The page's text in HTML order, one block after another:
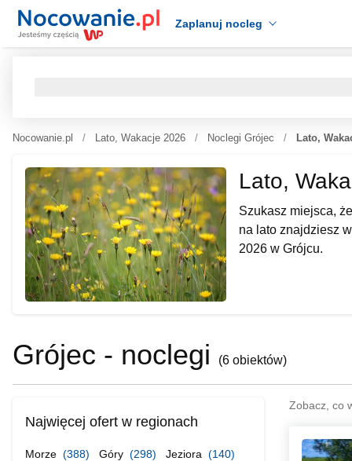
Zaplanuj nocleg
Nocowanie.pl Lato, Wakacje 2026 Noclegi Grójec Lato,
Lato,
Szukasz miejsca,
na lato znajdziesz
2026 w Grójcu.
Grójec - noclegi (6 obiektów)
Zobacz, co
Najwięcej ofert w regionach
Morze (388) Góry (298) Jeziora (140)